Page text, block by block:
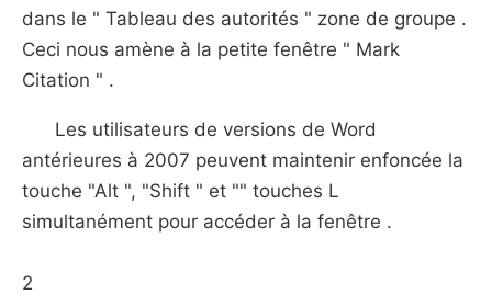
dans le " Tableau des autorités " zone de groupe .
Ceci nous amène à la petite fenêtre " Mark
Citation " .
Les utilisateurs de versions de Word
antérieures à 2007 peuvent maintenir enfoncée la
touche "Alt ", "Shift " et "" touches L
simultanément pour accéder à la fenêtre .
2